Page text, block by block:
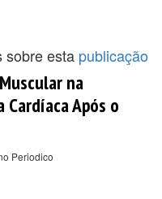
sobre esta publicação
na
Cardíaca Após o
Periodico